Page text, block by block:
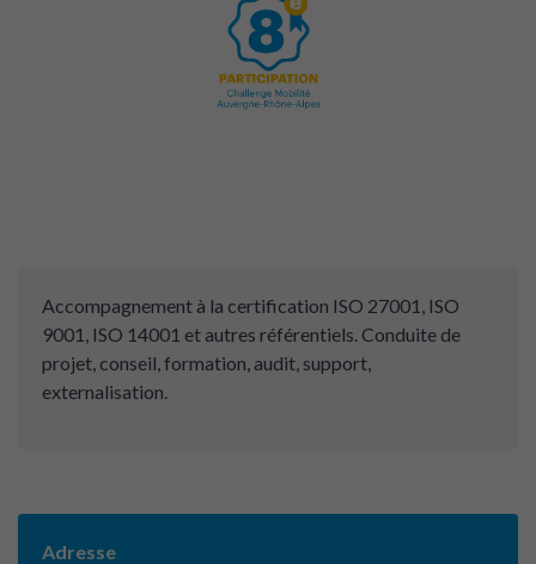
Accompagnement à la certification ISO 27001, ISO
9001, ISO 14001 et autres référentiels. Conduite de
projet, conseil, formation, audit, support,
externalisation.
Adresse